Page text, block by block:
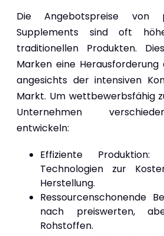
Die Angebotspreise von
Supplements sind oft
traditionellen Produkten.
Marken eine Herausforderung
angesichts der intensiven
Markt. Um wettbewerbsfähig
Unternehmen
entwickeln:
Effiziente
Technologien zur
Herstellung.
Ressourcenschonende
nach preiswerten,
Rohstoffen.